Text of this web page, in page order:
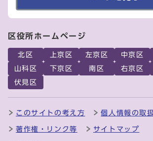
区役所ホームページ
北区 上京区 左京区 中京区
山科区
下京区 南区 右京区
伏見区
このサイトの考え方 個人情報の取
著作権・リンク等 サイトマップ